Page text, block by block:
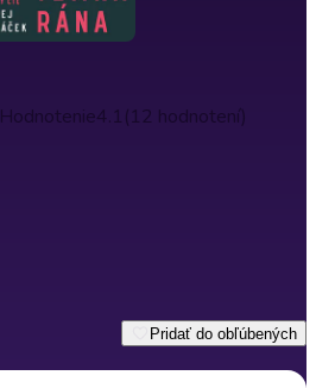
Hodnotenie4.1(12 hodnotení)
Pridať do obľúbených